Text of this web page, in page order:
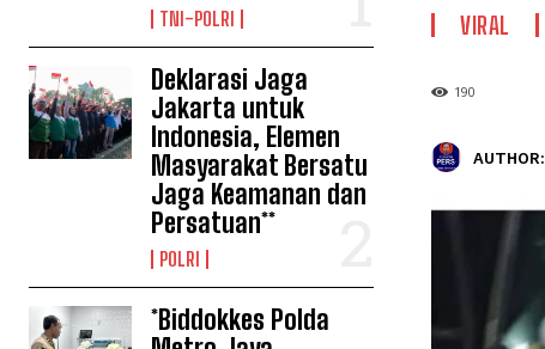
TNI-POLRI
Deklarasi Jaga
Jakarta untuk
Indonesia, Elemen
Masyarakat Bersatu
Jaga Keamanan dan
Persatuan**
POLRI
*Biddokkes Polda
VIRAL
190
AUTHOR: